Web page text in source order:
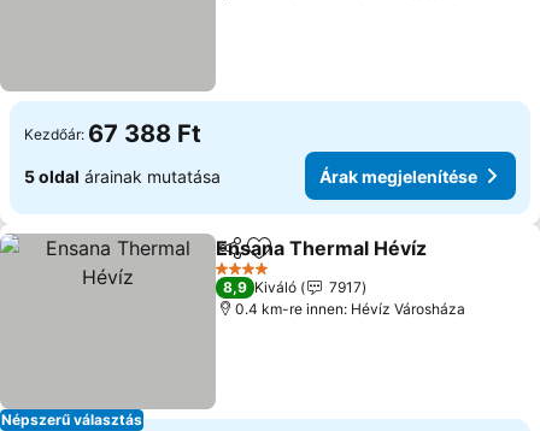
Kezdőár: 67 388 Ft
5 oldal árainak mutatása Árak megjelenítése
Népszerű választás
Megosztás
Hozzáadás a kedvencekhez
Ensana Thermal Hévíz
4 Kategória
8,9 Kiváló
7917
0.4 km-re innen: Hévíz Városháza